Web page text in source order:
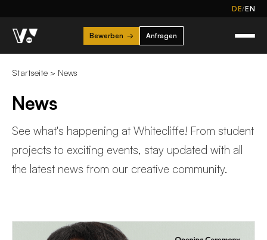
DE/EN
Bewerben → Anfragen
Startseite > News
News
See what's happening at Whitecliffe! From student
projects to exciting events, stay updated with all
the latest news from our creative community.